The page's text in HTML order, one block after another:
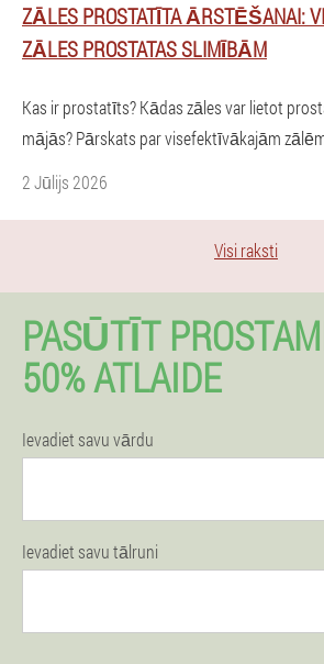
ZĀLES PROSTATĪTA ĀRSTĒŠANAI:
ZĀLES PROSTATAS SLIMĪBĀM
Kas ir prostatīts? Kādas zāles var lietot
mājās? Pārskats par visefektīvākajām
2 Jūlijs 2026
Visi raksti
PASŪTĪT
50% ATLAIDE
Ievadiet savu vārdu
Ievadiet savu tālruni